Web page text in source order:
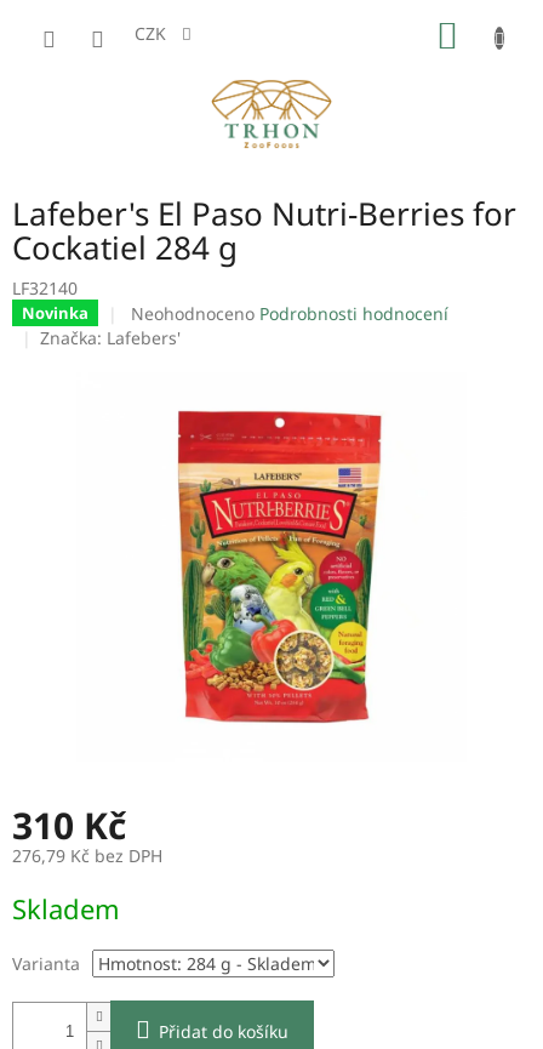
CZK
Lafeber's El Paso Nutri-Berries for
Cockatiel 284 g
LF32140
Novinka
Průměrné
hodnocení
hvězdiček.
Neohodnoceno Podrobnosti hodnocení
Značka: Lafebers'
310 Kč
276,79 Kč bez DPH
cena:
Skladem
Varianta
Přidat do košíku